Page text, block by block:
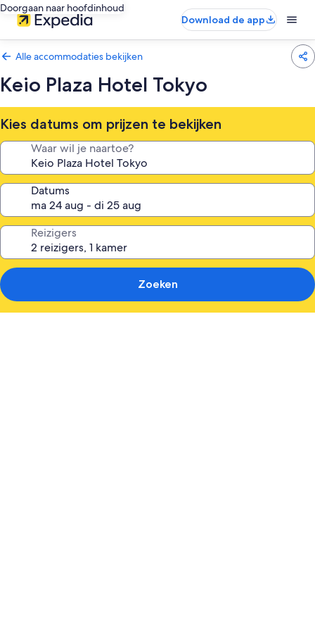
Doorgaan naar hoofdinhoud
Download de app
Alle accommodaties bekijken
Keio Plaza Hotel Tokyo
Kies datums om prijzen te bekijken
Waar wil je naartoe?
Datums
Reizigers
Zoeken